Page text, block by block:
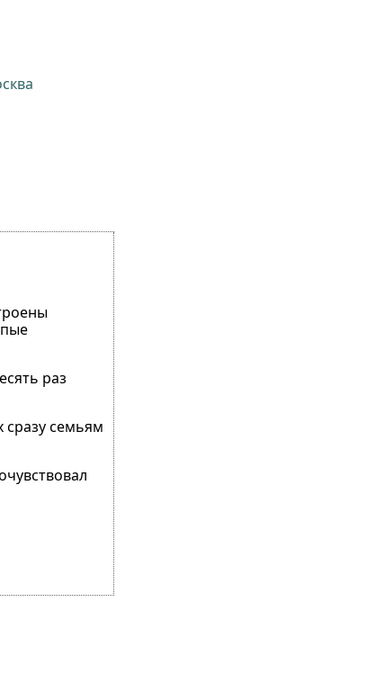
раз
семьям